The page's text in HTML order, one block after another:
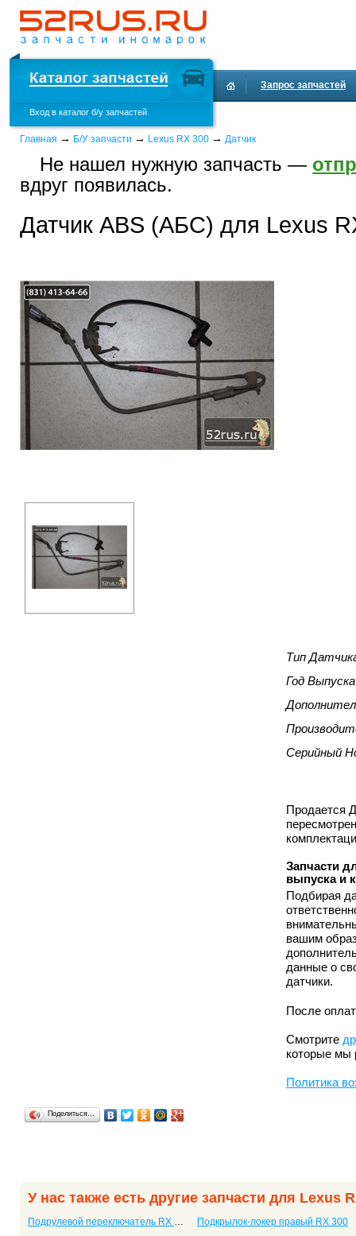
Вход в каталог б/у запчастей
Запрос запчастей
Главная → Б/У запчасти → Lexus RX 300 → Датчик
Не нашел нужную запчасть —
вдруг появилась.
Датчик ABS (АБС) для Lexus
Тип
Год Выпуска
Серийный
Продается
Запчасти
выпуска и
Подбирая
вашим
данные о
датчики.
После
Смотрите
которые мы
Политика
Поделиться…
У нас также есть другие запчасти для Lexus
Подрулевой переключатель RX 300 Подкрылок-локер правый RX 300